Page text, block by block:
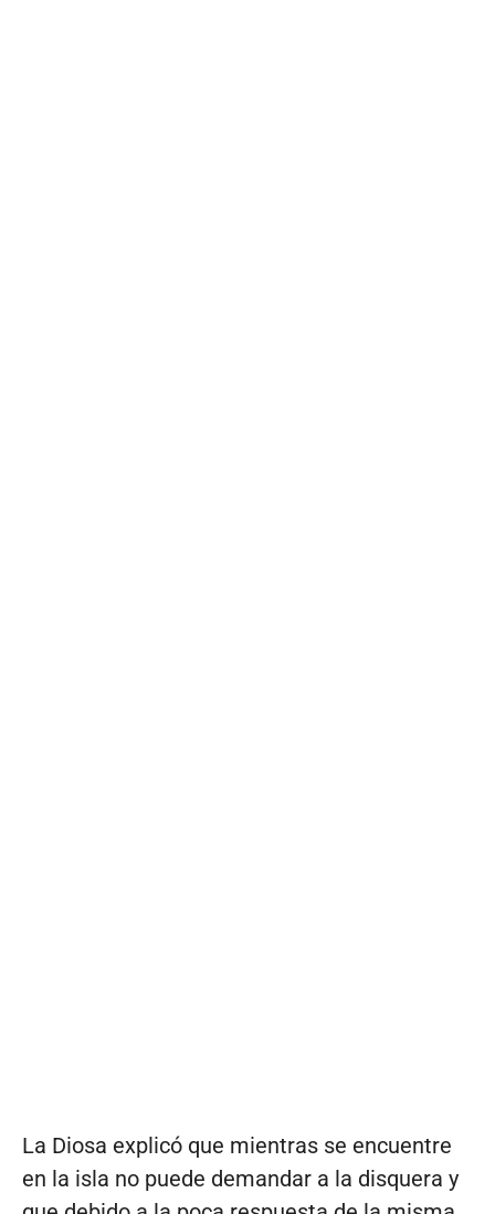
La Diosa explicó que mientras se encuentre
en la isla no puede demandar a la disquera y